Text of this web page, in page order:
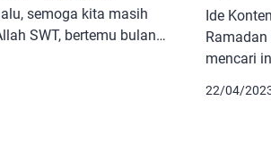
semoga kita masih
SWT, bertemu bulan
Ide
mencari
22/04/